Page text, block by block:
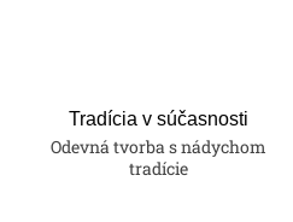
Tradícia v súčasnosti
Odevná tvorba s nádychom
tradície